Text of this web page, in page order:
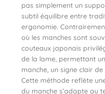
pas simplement un
subtil équilibre entre
ergonomie.
où les manches sont
couteaux japonais
de la lame, permettant
manche, un signe clair
Cette méthode reflète
du manche s’adapte au